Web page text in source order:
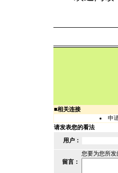
■相关连接
申
请发表您的看法
用户：
您要为您所
留言：